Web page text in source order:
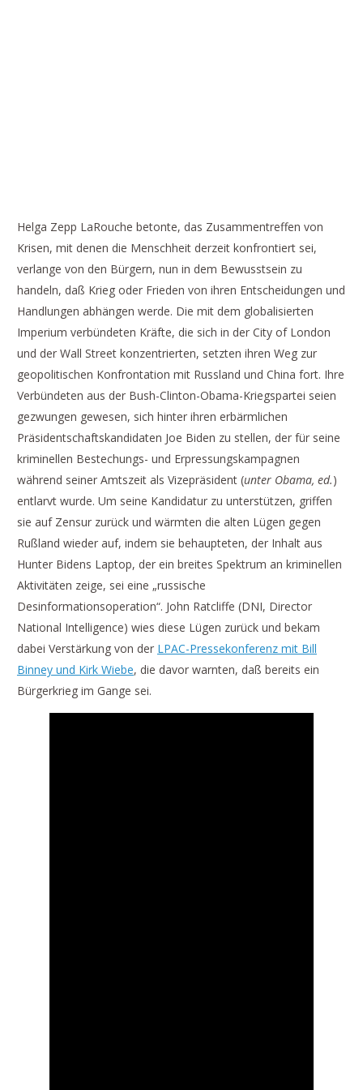
Helga Zepp LaRouche betonte, das Zusammentreffen von
Krisen, mit denen die Menschheit derzeit konfrontiert sei,
verlange von den Bürgern, nun in dem Bewusstsein zu
handeln, daß Krieg oder Frieden von ihren Entscheidungen und
Handlungen abhängen werde. Die mit dem globalisierten
Imperium verbündeten Kräfte, die sich in der City of London
und der Wall Street konzentrierten, setzten ihren Weg zur
geopolitischen Konfrontation mit Russland und China fort. Ihre
Verbündeten aus der Bush-Clinton-Obama-Kriegspartei seien
gezwungen gewesen, sich hinter ihren erbärmlichen
Präsidentschaftskandidaten Joe Biden zu stellen, der für seine
kriminellen Bestechungs- und Erpressungskampagnen
während seiner Amtszeit als Vizepräsident (unter Obama, ed.)
entlarvt wurde. Um seine Kandidatur zu unterstützen, griffen
sie auf Zensur zurück und wärmten die alten Lügen gegen
Rußland wieder auf, indem sie behaupteten, der Inhalt aus
Hunter Bidens Laptop, der ein breites Spektrum an kriminellen
Aktivitäten zeige, sei eine „russische
Desinformationsoperation“. John Ratcliffe (DNI, Director
National Intelligence) wies diese Lügen zurück und bekam
dabei Verstärkung von der LPAC-Pressekonferenz mit Bill
Binney und Kirk Wiebe, die davor warnten, daß bereits ein
Bürgerkrieg im Gange sei.